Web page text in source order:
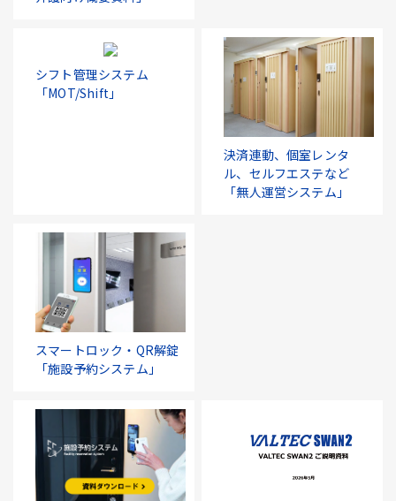
シフト管理システム
「MOT/Shift」
決済連動、個室レンタ
ル、セルフエステなど
「無人運営システム」
スマートロック・QR解錠
「施設予約システム」